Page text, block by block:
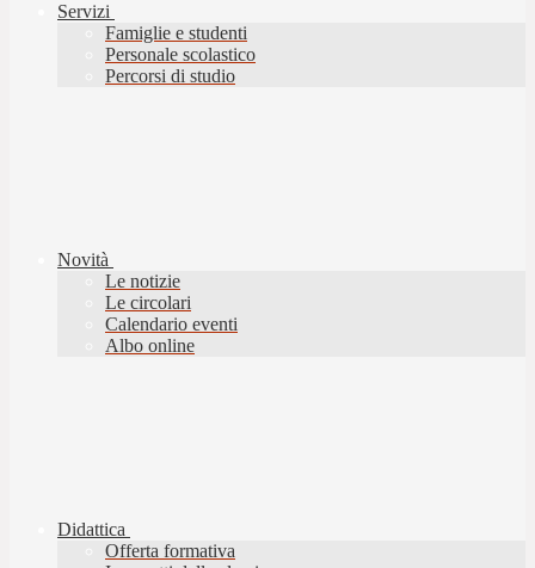
Servizi
Famiglie e studenti
Personale scolastico
Percorsi di studio
Novità
Le notizie
Le circolari
Calendario eventi
Albo online
Didattica
Offerta formativa